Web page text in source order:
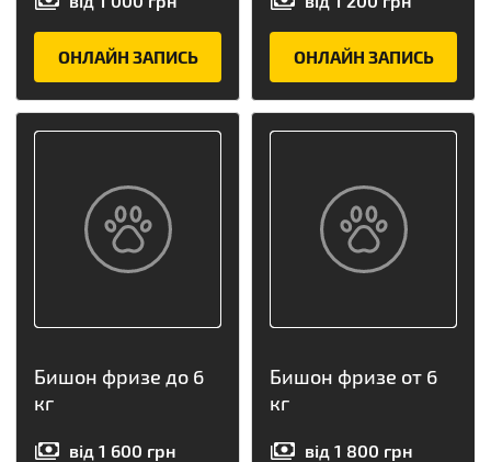
ОНЛАЙН ЗАПИСЬ ОНЛАЙН ЗАПИСЬ
Бишон фризе до 6
кг
від 1 600 грн
Бишон фризе от 6
кг
від 1 800 грн